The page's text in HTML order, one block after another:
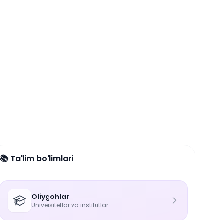
📚 Ta'lim bo'limlari
Oliygohlar
Universitetlar va institutlar